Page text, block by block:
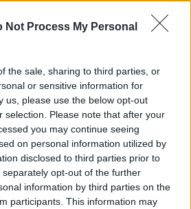
Not Process My Personal
the sale, sharing to third parties, or
or sensitive information for
us, please use the below opt-out
selection. Please note that after your
you may continue seeing
on personal information utilized by
disclosed to third parties prior to
opt-out of the further
information by third parties on the
participants. This information may
át gondoskodik a családról